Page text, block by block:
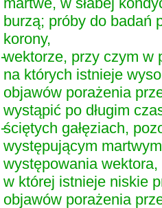
burzą; próby do badań
korony,
-
wektorze, przy czym w
na których istnieje
objawów porażenia
wystąpić po długim
-
ściętych gałęziach,
występującym
występowania
w której istnieje niskie
objawów porażenia